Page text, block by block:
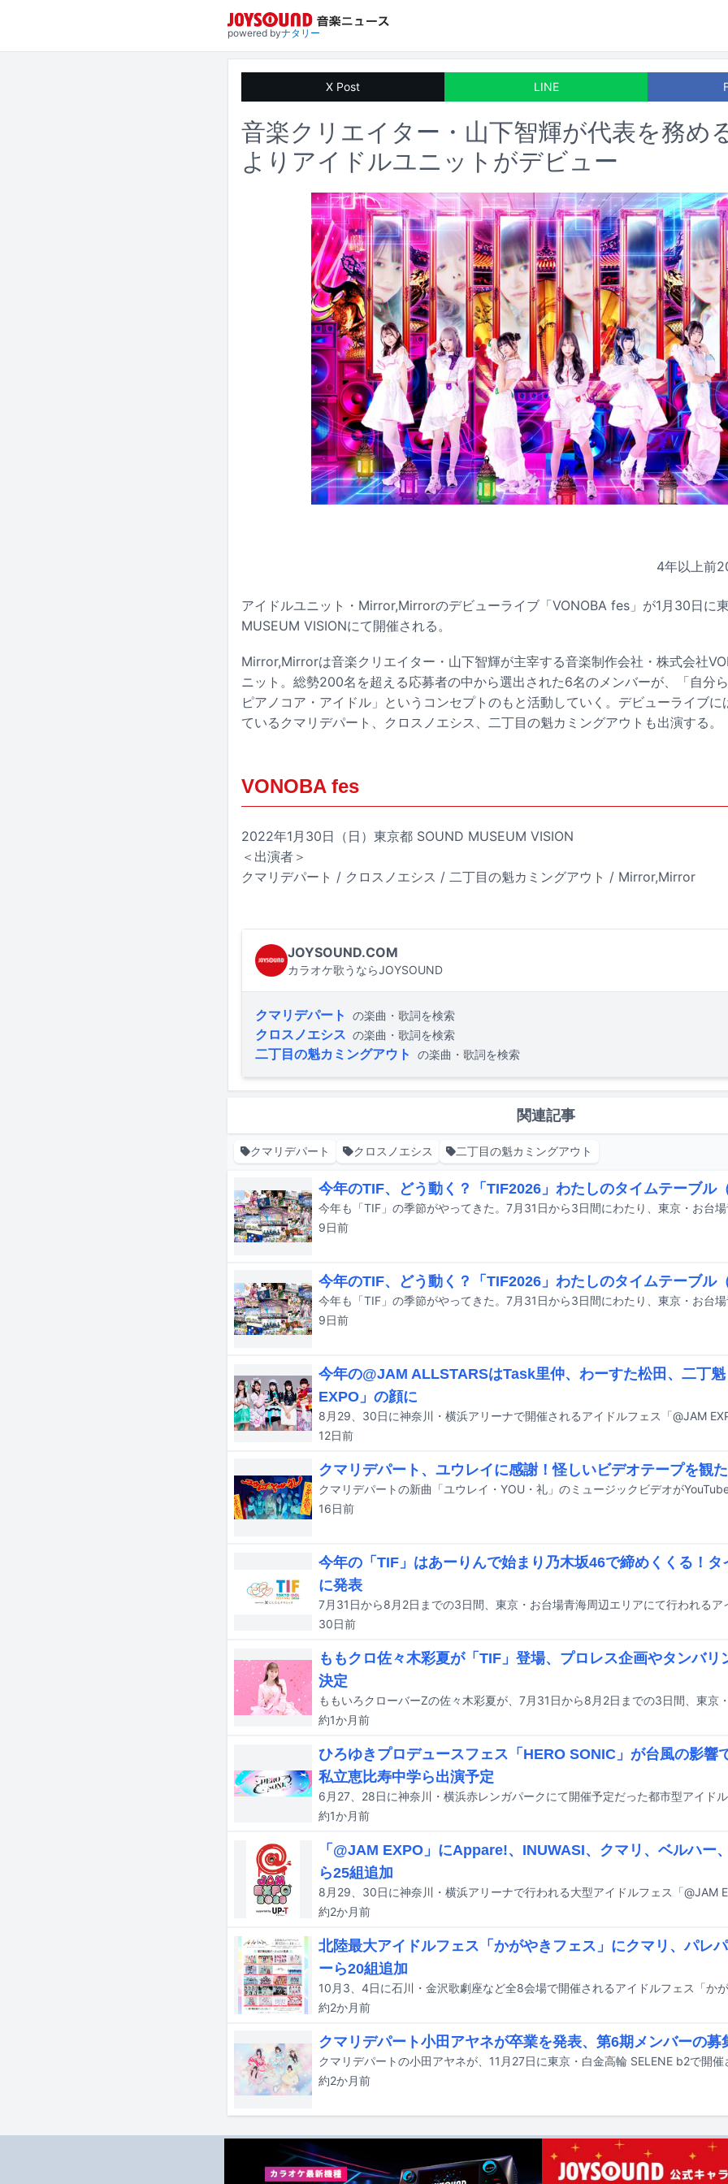
powered byナタリー
X Post LINE
音楽クリエイター・山下智輝が代表を務め
よりアイドルユニットがデビュー
4年以上前
アイドルユニット・Mirror,Mirrorのデビューライブ「VONOBA fes」が1月30日に
MUSEUM VISIONにて開催される。
Mirror,Mirrorは音楽クリエイター・山下智輝が主宰する音楽制作会社・株式会社
ニット。総勢200名を超える応募者の中から選出された6名のメンバーが、「自分
ピアノコア・アイドル」というコンセプトのもと活動していく。デビューライブに
ているクマリデパート、クロスノエシス、二丁目の魁カミングアウトも出演する。
VONOBA fes
2022年1月30日（日）東京都 SOUND MUSEUM VISION
＜出演者＞
クマリデパート / クロスノエシス / 二丁目の魁カミングアウト / Mirror,Mirror
JOYSOUND.COM
カラオケ歌うならJOYSOUND
クマリデパート の楽曲・歌詞を検索
クロスノエシス の楽曲・歌詞を検索
二丁目の魁カミングアウト の楽曲・歌詞を検索
関連記事
クマリデパート クロスノエシス 二丁目の魁カミングアウト
今年のTIF、どう動く？「TIF2026」わたしのタイムテーブル（
9日前
今年のTIF、どう動く？「TIF2026」わたしのタイムテーブル（
9日前
今年の@JAM ALLSTARSはTask里仲、わーすた松田、二丁
EXPO」の顔に
12日前
クマリデパート、ユウレイに感謝！怪しいビデオテープを観
クマリデパートの新曲「ユウレイ・YOU・礼」のミュージックビデオが
16日前
今年の「TIF」はあーりんで始まり乃木坂46で締めくくる！タ
に発表
30日前
ももクロ佐々木彩夏が「TIF」登場、プロレス企画やタンバリ
決定
約1か月前
ひろゆきプロデュースフェス「HERO SONIC」が台風の影響
私立恵比寿中学ら出演予定
約1か月前
「@JAM EXPO」にAppare!、INUWASI、クマリ、ベルハー
ら25組追加
約2か月前
北陸最大アイドルフェス「かがやきフェス」にクマリ、パレ
ーら20組追加
約2か月前
クマリデパート小田アヤネが卒業を発表、第6期メンバーの募
約2か月前